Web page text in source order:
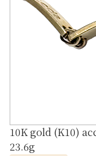
10K gold (K10)
23.6g